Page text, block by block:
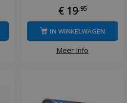
€ 19, 95
Meer info
IN WINKELWAGEN